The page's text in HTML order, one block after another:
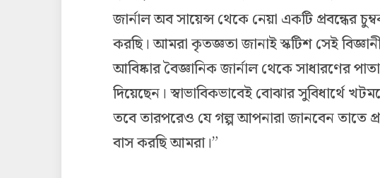
জার্নাল অব সায়েন্স থেকে নেয়া একটি
করছি। আমরা কৃতজ্ঞতা জানাই স্কটিশ সেই
আবিষ্কার বৈজ্ঞানিক জার্নাল থেকে সাধারণের
দিয়েছেন। স্বাভাবিকভাবেই বোঝার সুবিধার্থে
তবে তারপরেও যে গল্প আপনারা জানবেন তাতে
বাস করছি আমরা।”